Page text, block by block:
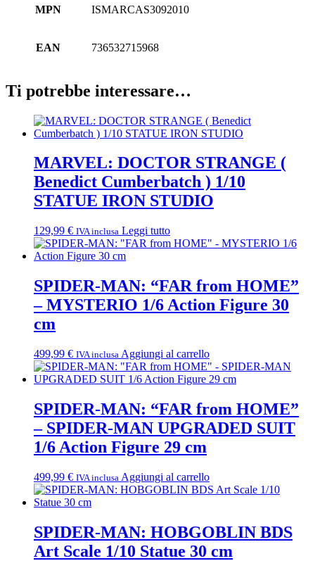
MPN ISMARCAS3092010
EAN 736532715968
Ti potrebbe interessare…
MARVEL: DOCTOR STRANGE (
Benedict Cumberbatch ) 1/10
STATUE IRON STUDIO
129,99 € IVA inclusa Leggi tutto
SPIDER-MAN: “FAR from HOME”
– MYSTERIO 1/6 Action Figure 30
cm
499,99 € IVA inclusa Aggiungi al carrello
SPIDER-MAN: “FAR from HOME”
– SPIDER-MAN UPGRADED SUIT
1/6 Action Figure 29 cm
499,99 € IVA inclusa Aggiungi al carrello
SPIDER-MAN: HOBGOBLIN BDS
Art Scale 1/10 Statue 30 cm